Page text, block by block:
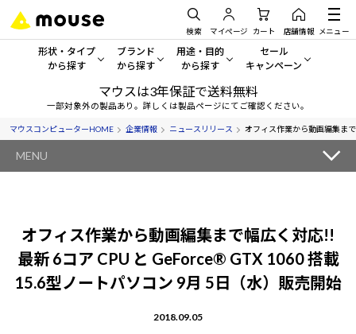
検索 マイページ カート 店舗情報 メニュー
形状・タイプ
から探す
形状・タイプから探す をすべてみる
デスクトップPC
ノートPC
サーバー
ワークステーション
ブランド
から探す
mouse
G TUNE
NEXTGEAR
MousePro
iiyama
用途・目的
から探す
一般向けパソコン
ゲーミングPC・ゲーム向けパソコン
クリエイティブ向け
スペック/パーツ別
セール
キャンペーン
セール・キャンペーン
期間限定セール
おすすめ目玉パソコン
今イチオシのパソコンをピッ
Windows 11|Copilot+ PC
マウスは3年保証で送料無料
一部対象外の製品あり。詳しくは製品ページにてご確認ください。
マウスコンピューターHOME 企業情報 ニュースリリース オフィス作業から動画編集ま
MENU
オフィス作業から動画編集まで幅広く対応!!
最新 6コア CPU と GeForce® GTX 1060 搭載
15.6型ノートパソコン 9月 5日（水）販売開始
2018.09.05